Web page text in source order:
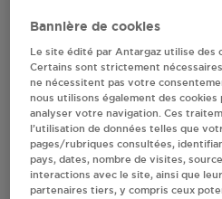
des revendeurs Antargaz à ST
distributeurs de bouteilles de gaz.
1
à ST
Bannière de cookies
Le site édité par Antargaz utilise des
Certains sont strictement
ne nécessitent pas votre
nous utilisons également des cookies
analyser votre navigation. Ces
l’utilisation de données telles que
pages/rubriques consultées,
pays, dates, nombre de visites,
interactions avec le site, ainsi que
partenaires tiers, y compris ceux